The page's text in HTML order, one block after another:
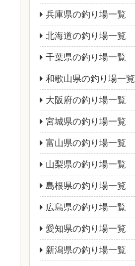
兵庫県の釣り場一覧
北海道の釣り場一覧
千葉県の釣り場一覧
和歌山県の釣り場一覧
大阪府の釣り場一覧
宮城県の釣り場一覧
富山県の釣り場一覧
山梨県の釣り場一覧
島根県の釣り場一覧
広島県の釣り場一覧
愛知県の釣り場一覧
新潟県の釣り場一覧